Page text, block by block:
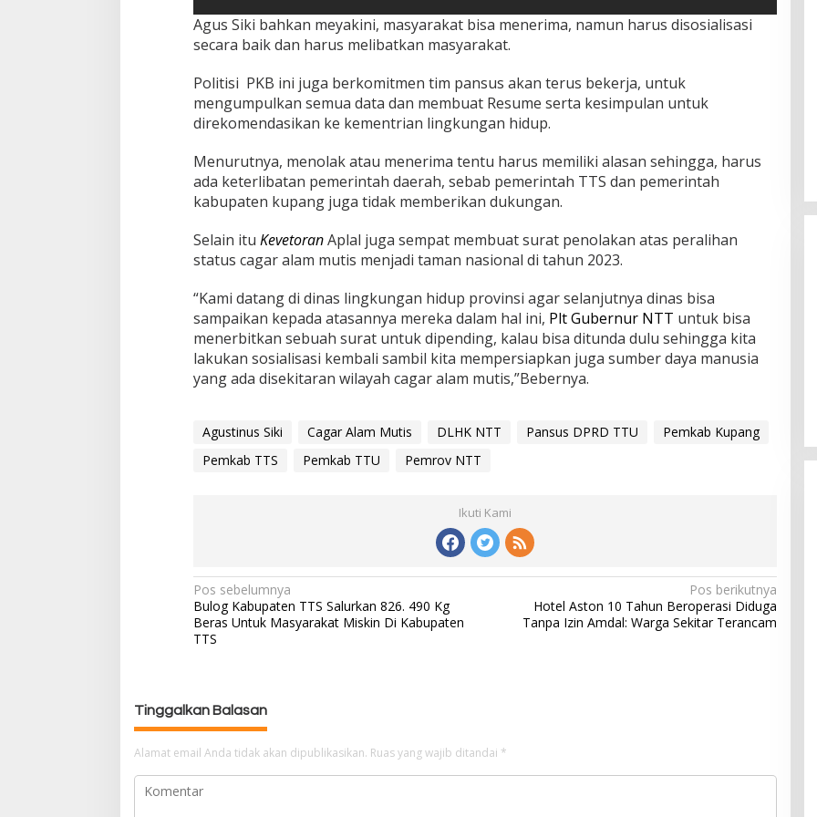
Agus Siki bahkan meyakini, masyarakat bisa menerima, namun harus disosialisasi
secara baik dan harus melibatkan masyarakat.
Politisi PKB ini juga berkomitmen tim pansus akan terus bekerja, untuk
mengumpulkan semua data dan membuat Resume serta kesimpulan untuk
direkomendasikan ke kementrian lingkungan hidup.
Menurutnya, menolak atau menerima tentu harus memiliki alasan sehingga, harus
ada keterlibatan pemerintah daerah, sebab pemerintah TTS dan pemerintah
kabupaten kupang juga tidak memberikan dukungan.
Selain itu KevetoranAplal juga sempat membuat surat penolakan atas peralihan
status cagar alam mutis menjadi taman nasional di tahun 2023.
“Kami datang di dinas lingkungan hidup provinsi agar selanjutnya dinas bisa
sampaikan kepada atasannya mereka dalam hal ini, Plt Gubernur NTT untuk bisa
menerbitkan sebuah surat untuk dipending, kalau bisa ditunda dulu sehingga kita
lakukan sosialisasi kembali sambil kita mempersiapkan juga sumber daya manusia
yang ada disekitaran wilayah cagar alam mutis,”Bebernya.
Agustinus Siki Cagar Alam Mutis DLHK NTT Pansus DPRD TTU
Pemkab Kupang
Pemkab TTS
Pemkab TTU Pemrov NTT
Ikuti Kami
N
a
v
s
i
p
o
s
Pos sebelumnya
Bulog Kabupaten TTS Salurkan 826. 490 Kg
Beras Untuk Masyarakat Miskin Di Kabupaten
TTS
Pos berikutnya
Hotel Aston 10 Tahun Beroperasi Diduga
Tanpa Izin Amdal: Warga Sekitar Terancam
Tinggalkan Balasan
Alamat email Anda tidak akan dipublikasikan. Ruas yang wajib ditandai *
Rayakan HUT ke-52, DPD Provinsi
NTT Gelar Sejumlah Kegiatan.
Di Berita, Berita Daerah, Ekonomi, Politik